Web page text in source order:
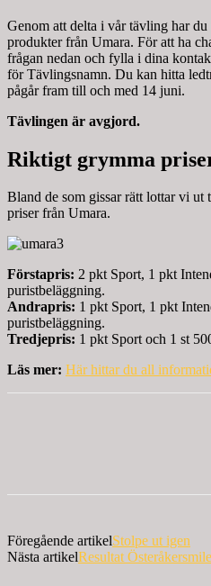
Genom att delta i vår tävling har
produkter från Umara. För att ha
frågan nedan och fylla i dina
för Tävlingsnamn. Du kan hitta
pågår fram till och med 14 juni.
Tävlingen är avgjord.
Riktigt grymma
Bland de som gissar rätt lottar vi ut
priser från Umara.
Förstapris: 2 pkt Sport, 1 pkt
puristbeläggning.
Andrapris: 1 pkt Sport, 1 pkt
puristbeläggning.
Tredjepris: 1 pkt Sport och 1 st
Läs mer: Här hittar du all
Föregående artikelStolpe ut igen
Nästa artikelResultat